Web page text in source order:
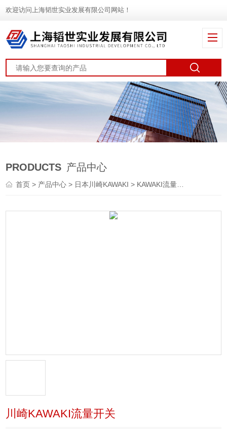
欢迎访问上海韬世实业发展有限公司网站！
PRODUCTS 产品中心
首页> 产品中心 > 日本川崎KAWAKI > KAWAKI流量开关
川崎KAWAKI流量开关